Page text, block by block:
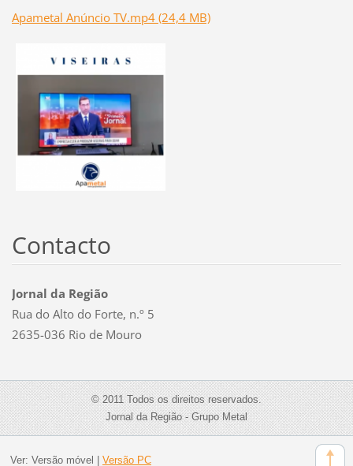
Apametal Anúncio TV.mp4 (24,4 MB)
Contacto
Jornal da Região
Rua do Alto do Forte, n.º 5
2635-036 Rio de Mouro
© 2011 Todos os direitos reservados.
Jornal da Região - Grupo Metal
Ver: Versão móvel Versão PC